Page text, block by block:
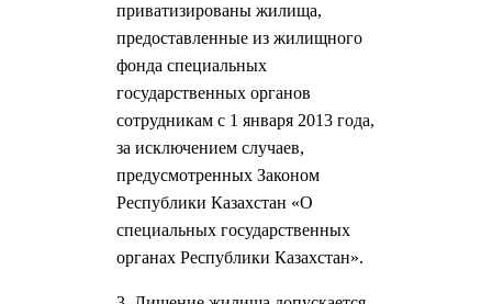
приватизированы жилища,
предоставленные из жилищного
фонда специальных
государственных органов
сотрудникам с 1 января 2013 года,
за исключением случаев,
предусмотренных Законом
Республики Казахстан «О
специальных государственных
органах Республики Казахстан».